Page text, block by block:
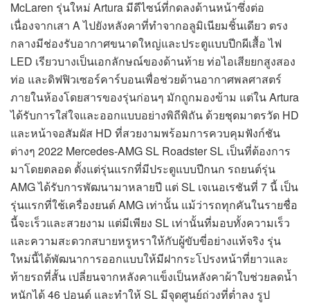
McLaren รุ่นใหม่ Artura มีดีไซน์ที่กดลงด้านหน้าซึ่งต่อ
เนื่องจากเสา A ไปยังหลังคาที่ทำจากอลูมิเนียมชิ้นเดียว ตรง
กลางมีช่องรับอากาศขนาดใหญ่และประตูแบบปีกผีเสื้อ ไฟ
LED เรียวบางเป็นเอกลักษณ์ของด้านท้าย ท่อไอเสียยกสูงสอง
ท่อ และดิฟฟิวเซอร์คาร์บอนเพื่อช่วยด้านอากาศพลศาสตร์
ภายในห้องโดยสารของรุ่นก่อนๆ มักถูกมองข้าม แต่ใน Artura
ได้รับการใส่ใจและออกแบบอย่างพิถีพิถัน ด้วยชุดมาตรวัด HD
และหน้าจอสัมผัส HD ที่สวยงามพร้อมการควบคุมฟังก์ชัน
ต่างๆ 2022 Mercedes-AMG SL Roadster SL เป็นที่ต้องการ
มาโดยตลอด ตั้งแต่รุ่นแรกที่มีประตูแบบปีกนก รถยนต์รุ่น
AMG ได้รับการพัฒนามาหลายปี แต่ SL เจเนอเรชันที่ 7 นี้ เป็น
รุ่นแรกที่ใช้เครื่องยนต์ AMG เท่านั้น แม้ว่ารถทุกคันในรายชื่อ
นี้จะเร็วและสวยงาม แต่มีเพียง SL เท่านั้นที่มอบทั้งความเร็ว
และความสะดวกสบายหรูหราให้กับผู้ขับขี่อย่างแท้จริง รุ่น
ใหม่นี้ได้พัฒนาการออกแบบให้มีฝากระโปรงหน้าที่ยาวและ
ท้ายรถที่สั้น เปลี่ยนจากหลังคาแข็งเป็นหลังคาผ้าใบช่วยลดน้ำ
หนักได้ 46 ปอนด์ และทำให้ SL มีจุดศูนย์ถ่วงที่ต่ำลง รูป